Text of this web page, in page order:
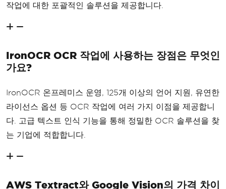
작업에 대한 포괄적인 솔루션을 제공합니다.
IronOCR OCR 작업에 사용하는 장점은 무엇인
가요?
IronOCR 온프레미스 운영, 125개 이상의 언어 지원, 유연한
라이선스 옵션 등 OCR 작업에 여러 가지 이점을 제공합니
다. 고급 텍스트 인식 기능을 통해 정밀한 OCR 솔루션을 찾
는 기업에 적합합니다.
AWS Textract와 Google Vision의 가격 차이